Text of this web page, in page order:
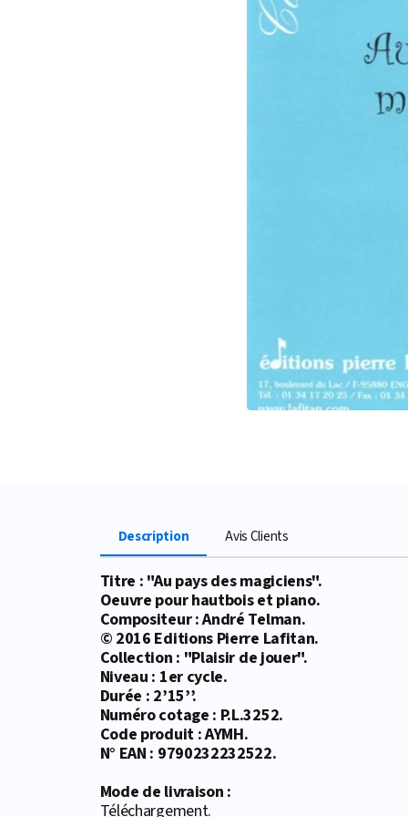
Description Avis Clients
Titre : "Au pays des magiciens".
Oeuvre pour hautbois et piano.
Compositeur : André Telman.
© 2016 Editions Pierre Lafitan.
Collection : "Plaisir de jouer".
Niveau : 1er cycle.
Durée : 2’15’’.
Numéro cotage : P.L.3252.
Code produit : AYMH.
N° EAN : 9790232232522.
Mode de livraison :
Téléchargement.